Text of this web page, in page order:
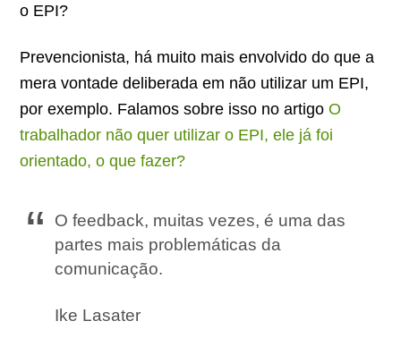
o EPI?
Prevencionista, há muito mais envolvido do que a
mera vontade deliberada em não utilizar um EPI,
por exemplo. Falamos sobre isso no artigo O
trabalhador não quer utilizar o EPI, ele já foi
orientado, o que fazer?
O feedback, muitas vezes, é uma das
partes mais problemáticas da
comunicação.
Ike Lasater